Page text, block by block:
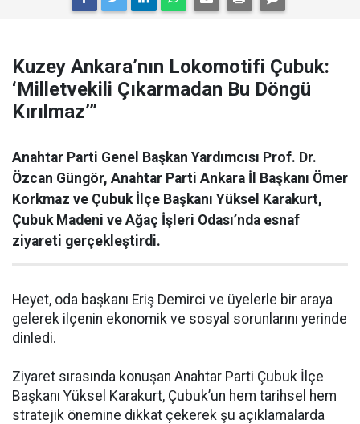
Kuzey Ankara’nın Lokomotifi Çubuk:
‘Milletvekili Çıkarmadan Bu Döngü
Kırılmaz’”
Anahtar Parti Genel Başkan Yardımcısı Prof. Dr.
Özcan Güngör, Anahtar Parti Ankara İl Başkanı Ömer
Korkmaz ve Çubuk İlçe Başkanı Yüksel Karakurt,
Çubuk Madeni ve Ağaç İşleri Odası’nda esnaf
ziyareti gerçekleştirdi.
Heyet, oda başkanı Eriş Demirci ve üyelerle bir araya
gelerek ilçenin ekonomik ve sosyal sorunlarını yerinde
dinledi.
Ziyaret sırasında konuşan Anahtar Parti Çubuk İlçe
Başkanı Yüksel Karakurt, Çubuk’un hem tarihsel hem
stratejik önemine dikkat çekerek şu açıklamalarda